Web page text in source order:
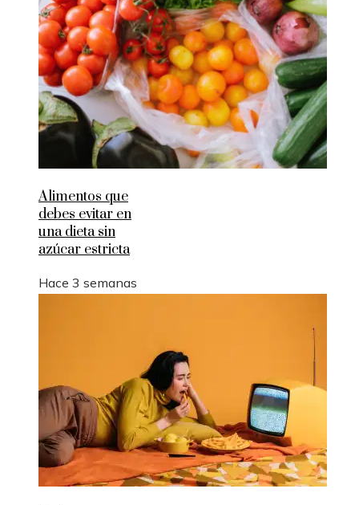
Alimentos que
debes evitar en
una dieta sin
azúcar estricta
Hace 3 semanas